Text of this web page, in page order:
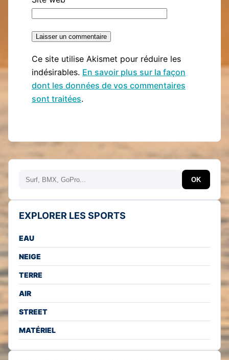
Ce site utilise Akismet pour réduire les
indésirables. En savoir plus sur la façon
dont les données de vos commentaires
sont traitées.
Rechercher OK
EXPLORER LES SPORTS
EAU
NEIGE
TERRE
AIR
STREET
MATÉRIEL